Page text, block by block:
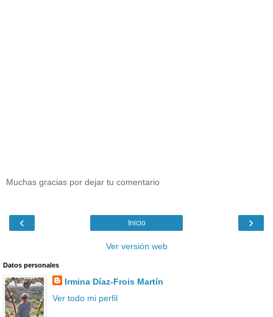
Muchas gracias por dejar tu comentario
‹ ›
Inicio
Ver versión web
Datos personales
Irmina Díaz-Frois Martín
Ver todo mi perfil